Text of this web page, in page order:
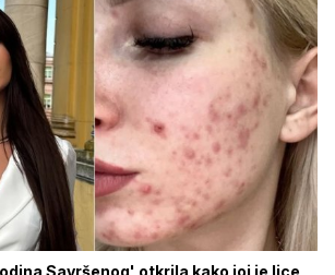
Savršenog' otkrila kako joj je lice